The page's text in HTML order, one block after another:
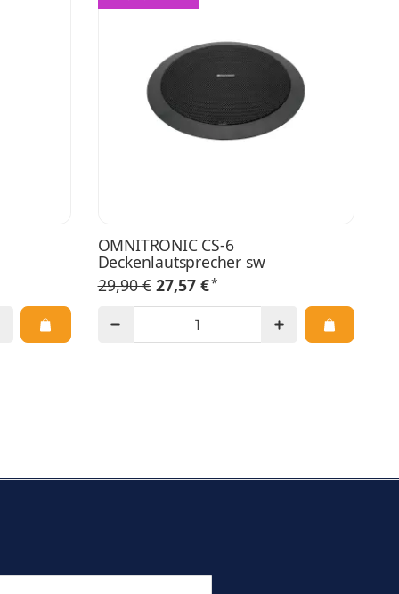
OMNITRONIC CS-6
Deckenlautsprecher sw
29,90 € 27,57 €*